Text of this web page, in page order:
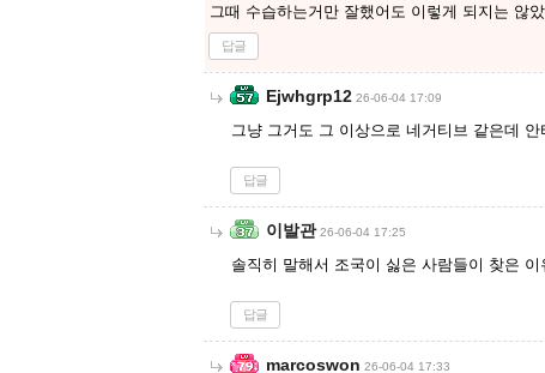
그때 수습하는거만 잘했어도 이렇게 되지는 않
답글
Ejwhgrp12 26-06-04 17:09
그냥 그거도 그 이상으로 네거티브 같은데
답글
이발관 26-06-04 17:25
솔직히 말해서 조국이 싫은 사람들이 찾은
답글
marcoswon 26-06-04 17:33